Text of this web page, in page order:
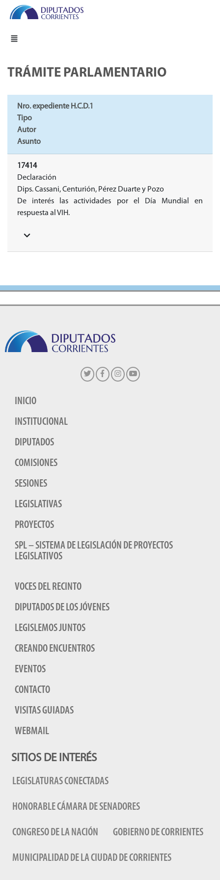
TRÁMITE PARLAMENTARIO
Nro. expediente H.C.D.1
Tipo
Autor
Asunto
17414
Declaración
Dips. Cassani, Centurión, Pérez Duarte y Pozo
De interés las actividades por el Día Mundial en
respuesta al VIH.
INICIO
INSTITUCIONAL
DIPUTADOS
COMISIONES
SESIONES
LEGISLATIVAS
PROYECTOS
SPL – SISTEMA DE LEGISLACIÓN DE PROYECTOS
LEGISLATIVOS
VOCES DEL RECINTO
DIPUTADOS DE LOS JÓVENES
LEGISLEMOS JUNTOS
CREANDO ENCUENTROS
EVENTOS
CONTACTO
VISITAS GUIADAS
WEBMAIL
SITIOS DE INTERÉS
LEGISLATURAS CONECTADAS
HONORABLE CÁMARA DE SENADORES
CONGRESO DE LA NACIÓN GOBIERNO DE CORRIENTES
MUNICIPALIDAD DE LA CIUDAD DE CORRIENTES